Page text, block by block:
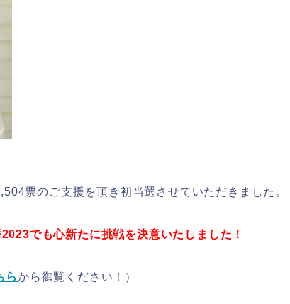
票のご支援を頂き初当選させていただきました。
でも心新たに挑戦を決意いたしました！
らから御覧ください！）